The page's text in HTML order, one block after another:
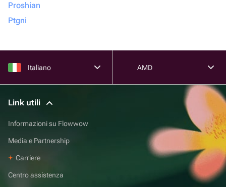
Proshian
Ptgni
Italiano AMD
Link utili
Informazioni su Flowwow
Media e Partnership
Carriere
Centro assistenza